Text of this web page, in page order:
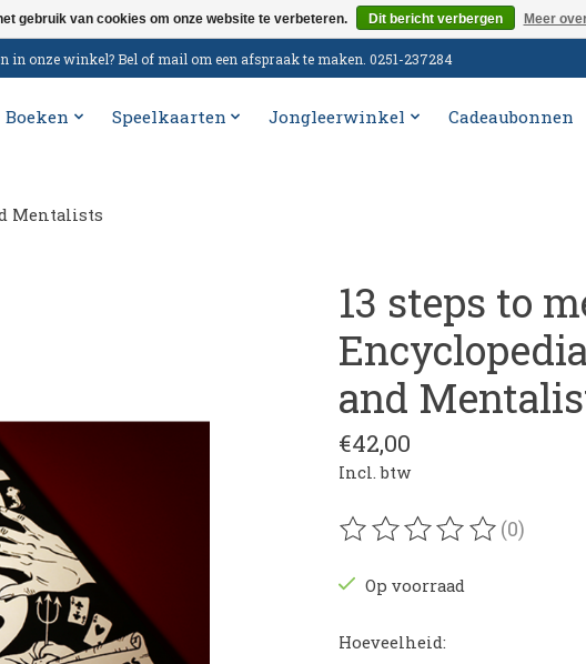
onze winkel? Bel of mail om een afspraak te maken. 0251-237284
Boeken Speelkaarten Jongleerwinkel Cadeaubonnen
Mentalists
13 steps to
and
€42,00
Incl. btw
De beoordeling van dit
(0)
Op voorraad
Hoeveelheid:
gebruik van cookies om onze website te verbeteren. Dit bericht verbergen Meer